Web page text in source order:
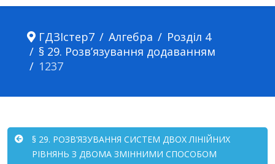
ГДЗІстер7 Алгебра
Розділ 4
§ 29. Розв’язування додаванням
1237
§ 29. РОЗВ’ЯЗУВАННЯ СИСТЕМ ДВОХ ЛІНІЙНИХ
РІВНЯНЬ З ДВОМА ЗМІННИМИ СПОСОБОМ